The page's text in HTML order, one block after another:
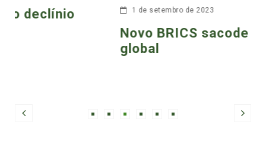
1 de setembro de 2023
Novo BRICS sacode a geopolítica